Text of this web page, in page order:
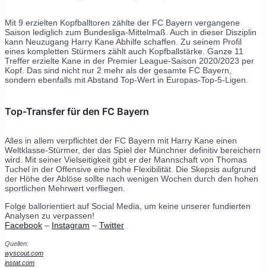
Mit 9 erzielten Kopfballtoren zählte der FC Bayern vergangene
Saison lediglich zum Bundesliga-Mittelmaß. Auch in dieser Disziplin
kann Neuzugang Harry Kane Abhilfe schaffen. Zu seinem Profil
eines kompletten Stürmers zählt auch Kopfballstärke. Ganze 11
Treffer erzielte Kane in der Premier League-Saison 2020/2023 per
Kopf. Das sind nicht nur 2 mehr als der gesamte FC Bayern,
sondern ebenfalls mit Abstand Top-Wert in Europas-Top-5-Ligen.
Top-Transfer für den FC Bayern
Alles in allem verpflichtet der FC Bayern mit Harry Kane einen
Weltklasse-Stürmer, der das Spiel der Münchner definitiv bereichern
wird. Mit seiner Vielseitigkeit gibt er der Mannschaft von Thomas
Tuchel in der Offensive eine hohe Flexibilität. Die Skepsis aufgrund
der Höhe der Ablöse sollte nach wenigen Wochen durch den hohen
sportlichen Mehrwert verfliegen.
Folge ballorientiert auf Social Media, um keine unserer fundierten
Analysen zu verpassen!
Facebook – Instagram – Twitter
Quellen:
wyscout.com
instat.com